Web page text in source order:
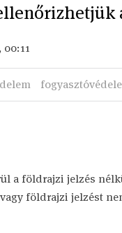
00:11
a földrajzi jelzés
földrajzi jelzést